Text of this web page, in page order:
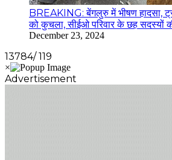
BREAKING: बेंगलुरु में भीषण हादसा,
को कुचला, सीईओ परिवार के छह सदस्यों
December 23, 2024
13784/ 119
Advertisement